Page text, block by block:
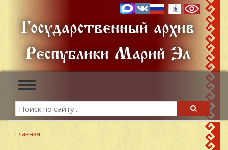
основному
содержанию
Государственный архив
Республики Марий Эл
Toggle
navigation
Search
Search
Главная